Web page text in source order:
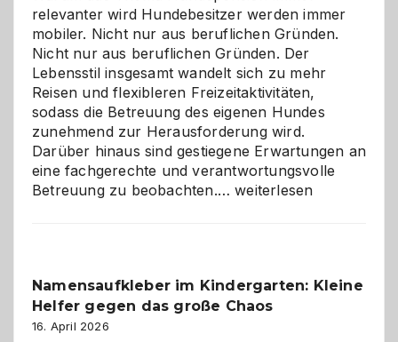
relevanter wird Hundebesitzer werden immer
mobiler. Nicht nur aus beruflichen Gründen.
Nicht nur aus beruflichen Gründen. Der
Lebensstil insgesamt wandelt sich zu mehr
Reisen und flexibleren Freizeitaktivitäten,
sodass die Betreuung des eigenen Hundes
zunehmend zur Herausforderung wird.
Darüber hinaus sind gestiegene Erwartungen an
eine fachgerechte und verantwortungsvolle
Betreuung zu beobachten.…Betreuung
ist
eine
weiterlesen
Namensaufkleber im Kindergarten: Kleine
Helfer gegen das große Chaos
16. April 2026